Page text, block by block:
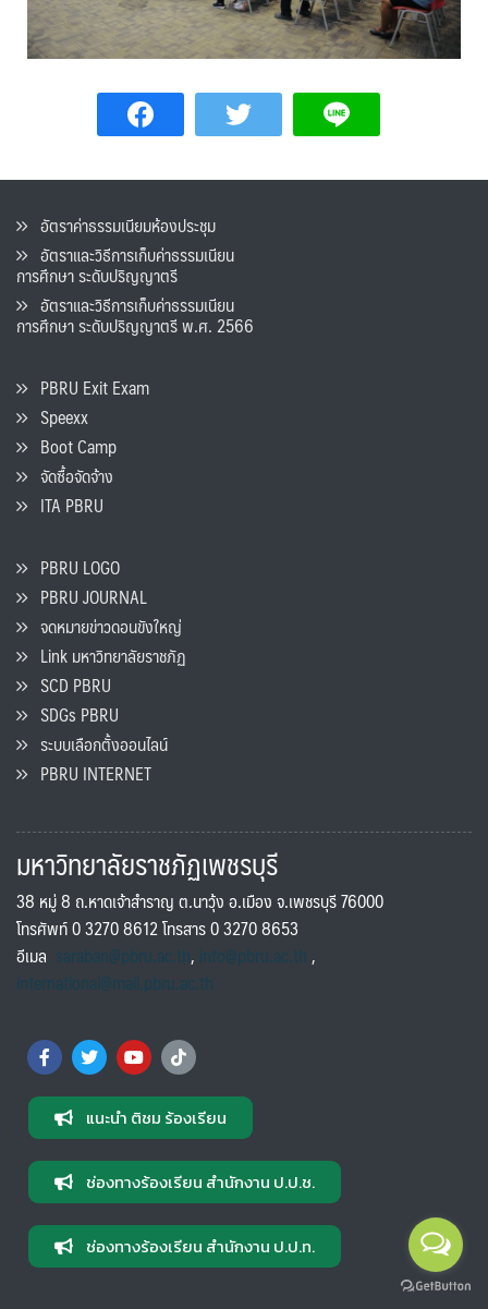
อัตราค่าธรรมเนียมห้องประชุม
อัตราและวิธีการเก็บค่าธรรมเนียน
การศึกษา ระดับปริญญาตรี
อัตราและวิธีการเก็บค่าธรรมเนียน
การศึกษา ระดับปริญญาตรี พ.ศ. 2566
PBRU Exit Exam
Speexx
Boot Camp
จัดซื้อจัดจ้าง
ITA PBRU
PBRU LOGO
PBRU JOURNAL
จดหมายข่าวดอนขังใหญ่
Link มหาวิทยาลัยราชภัฏ
SCD PBRU
SDGs PBRU
ระบบเลือกตั้งออนไลน์
PBRU INTERNET
มหาวิทยาลัยราชภัฏเพชรบุรี
38 หมู่ 8 ถ.หาดเจ้าสำราญ ต.นาวุ้ง อ.เมือง จ.เพชรบุรี 76000
โทรศัพท์ 0 3270 8612 โทรสาร 0 3270 8653
อีเมล saraban@pbru.ac.th, info@pbru.ac.th,
international@mail.pbru.ac.th
แนะนำ ติชม ร้องเรียน
ช่องทางร้องเรียน สำนักงาน ป.ป.ช.
ช่องทางร้องเรียน สำนักงาน ป.ป.ท.